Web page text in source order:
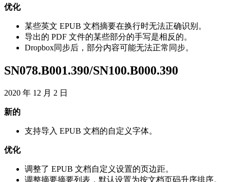
优化
某些英文 EPUB 文档摘要在换行时无法正确识别 。
导出的 PDF 文件的某些部分的手写是相反 的。
Dropbox同步后 ， 部分内容可能无法正常 同步。
SN078.B001.390/SN100.B000.390
2020 年 12 月 2 日
新的
支持导 入 EPUB 文档的自定 义字体。
优化
调整了 EPUB 文档自定 义设置的页边距。
调整摘要摘要列 表 ， 默认设置为按文档页码升序排序。